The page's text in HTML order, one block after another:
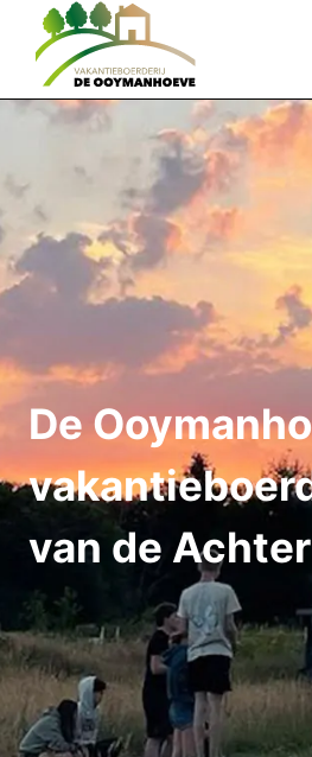
Doorgaan
naar
inhoud
De
van de